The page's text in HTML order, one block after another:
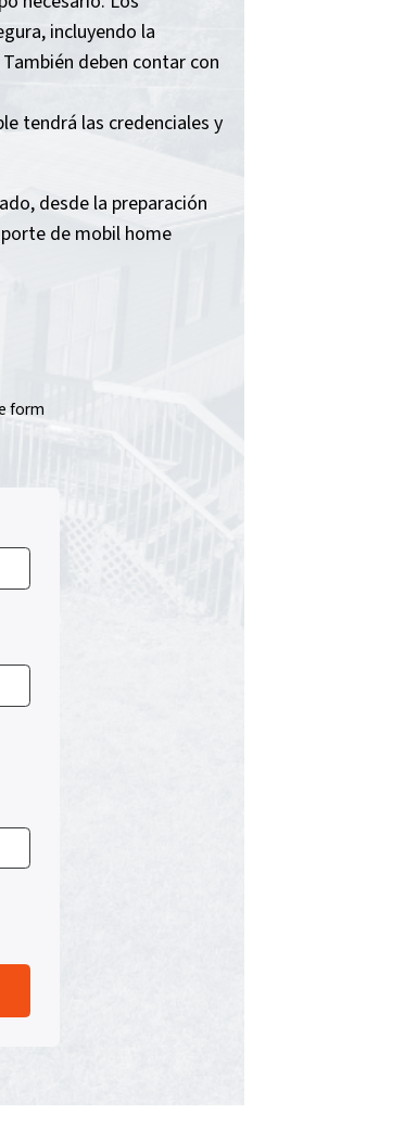
incluyendo la
deben contar con
tendrá las credenciales y
desde la preparación
de mobil home
form